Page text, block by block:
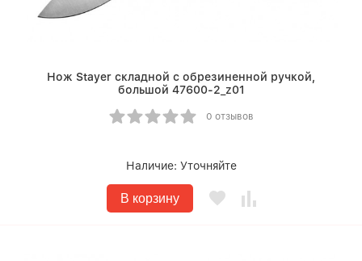
Нож Stayer складной с обрезиненной ручкой,
большой 47600-2_z01
0 отзывов
Наличие: Уточняйте
В корзину